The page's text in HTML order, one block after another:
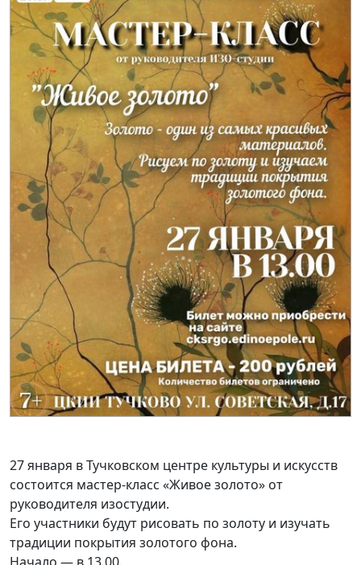
27 января в Тучковском центре культуры и искусств
состоится мастер-класс «Живое золото» от
руководителя изостудии.
Его участники будут рисовать по золоту и изучать
традиции покрытия золотого фона.